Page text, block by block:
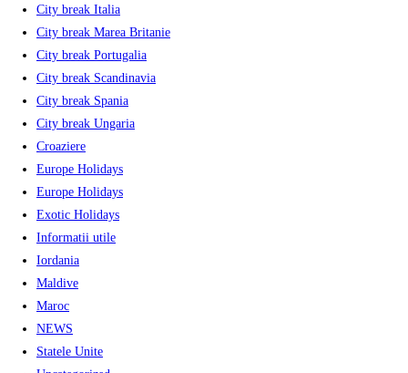
City break Italia
City break Marea Britanie
City break Portugalia
City break Scandinavia
City break Spania
City break Ungaria
Croaziere
Europe Holidays
Europe Holidays
Exotic Holidays
Informatii utile
Iordania
Maldive
Maroc
NEWS
Statele Unite